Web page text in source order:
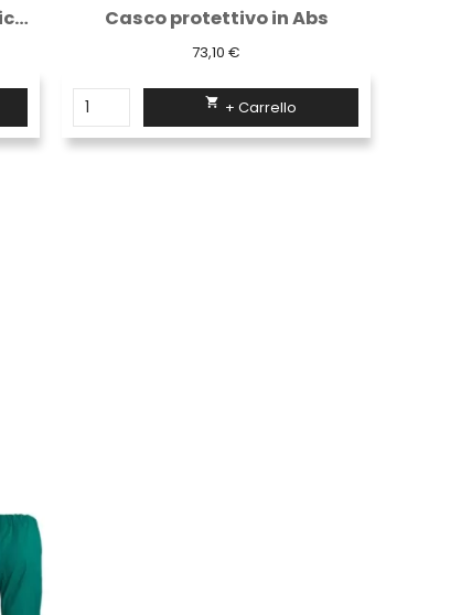
Visiera per semicalotta Logica trasparente... Casco protettivo in Abs
73,10 €
 + Carrello